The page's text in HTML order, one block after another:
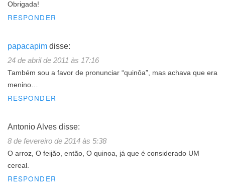
Obrigada!
RESPONDER
papacapim disse:
24 de abril de 2011 às 17:16
Também sou a favor de pronunciar “quinôa”, mas achava que era
menino…
RESPONDER
Antonio Alves disse:
8 de fevereiro de 2014 às 5:38
O arroz, O feijão, então, O quinoa, já que é considerado UM
cereal.
RESPONDER